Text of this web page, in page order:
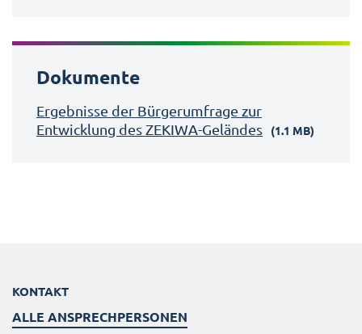
Dokumente
Ergebnisse der Bürgerumfrage zur
Entwicklung des ZEKIWA-Geländes
(1.1 MB)
KONTAKT
ALLE ANSPRECHPERSONEN